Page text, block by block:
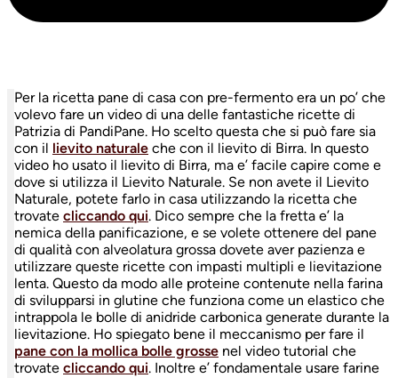
Per la ricetta pane di casa con pre-fermento era un po’ che
volevo fare un video di una delle fantastiche ricette di
Patrizia di PandiPane. Ho scelto questa che si può fare sia
con il lievito naturale che con il lievito di Birra. In questo
video ho usato il lievito di Birra, ma e’ facile capire come e
dove si utilizza il Lievito Naturale. Se non avete il Lievito
Naturale, potete farlo in casa utilizzando la ricetta che
trovate cliccando qui. Dico sempre che la fretta e’ la
nemica della panificazione, e se volete ottenere del pane
di qualità con alveolatura grossa dovete aver pazienza e
utilizzare queste ricette con impasti multipli e lievitazione
lenta. Questo da modo alle proteine contenute nella farina
di svilupparsi in glutine che funziona come un elastico che
intrappola le bolle di anidride carbonica generate durante la
lievitazione. Ho spiegato bene il meccanismo per fare il
pane con la mollica bolle grosse nel video tutorial che
trovate cliccando qui. Inoltre e’ fondamentale usare farine